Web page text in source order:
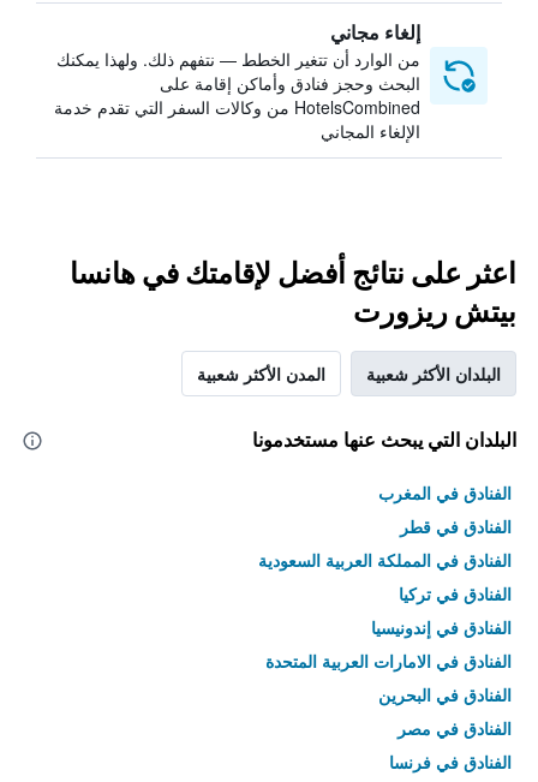
إلغاء مجاني
من الوارد أن تتغير الخطط — نتفهم ذلك. ولهذا يمكنك
البحث وحجز فنادق وأماكن إقامة على
HotelsCombined من وكالات السفر التي تقدم خدمة
الإلغاء المجاني
اعثر على نتائج أفضل لإقامتك في هانسا
بيتش ريزورت
البلدان الأكثر شعبية المدن الأكثر شعبية
البلدان التي يبحث عنها مستخدمونا
الفنادق في المغرب
الفنادق في قطر
الفنادق في المملكة العربية السعودية
الفنادق في تركيا
الفنادق في إندونيسيا
الفنادق في الامارات العربية المتحدة
الفنادق في البحرين
الفنادق في مصر
الفنادق في فرنسا